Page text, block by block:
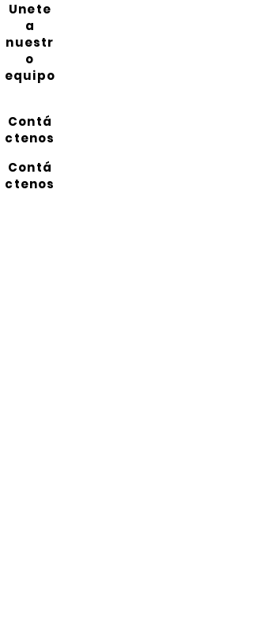
Unete
a
nuestr
o
equipo
Contá
ctenos
Contá
ctenos